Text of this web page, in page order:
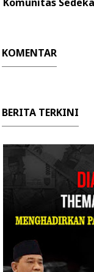
KOMENTAR
BERITA TERKINI